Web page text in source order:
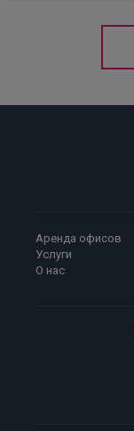
Аренда офисов
Услуги
О нас